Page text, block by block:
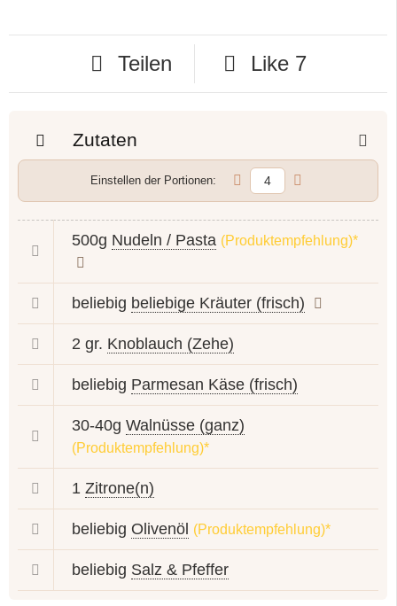
Teilen Like 7
Zutaten
Einstellen der Portionen:
500g Nudeln / Pasta (Produktempfehlung)*
beliebig beliebige Kräuter (frisch)
2 gr. Knoblauch (Zehe)
beliebig Parmesan Käse (frisch)
30-40g Walnüsse (ganz)
(Produktempfehlung)*
1 Zitrone(n)
beliebig Olivenöl (Produktempfehlung)*
beliebig Salz & Pfeffer